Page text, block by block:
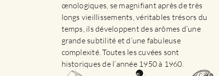
œnologiques, se magnifiant après de très
longs vieillissements, véritables trésors du
temps, ils développent des arômes d’une
grande subtilité et d’une fabuleuse
complexité. Toutes les cuvées sont
historiques de l’année 1950 à 1960.